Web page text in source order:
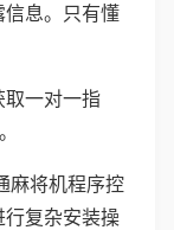
息。只有懂
取一对一指
麻将机程序控
复杂安装操